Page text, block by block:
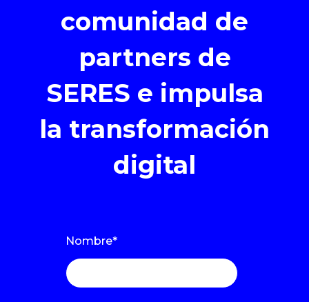
comunidad de
partners de
SERES e impulsa
la transformación
digital
Nombre*